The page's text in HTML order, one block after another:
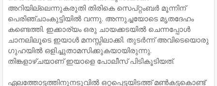
അറിയില്ലെന്നുകരുതി തിരികെ സെപ്റ്റംബര്‍ മൂന്നിന്
പെരിഞ്ചാംകുട്ടിയില്‍ വന്നു. അന്നുച്ചയോടെ മൃതദേഹം
കണ്ടെത്തി. ഇക്കാര്യം ഒരു ചായക്കടയില്‍ ചെന്നപ്പോള്‍
ചാനലിലൂടെ ഇയാള്‍ മനസ്സിലാക്കി. തുടര്‍ന്ന് അവിടെയൊരു
ഗുഹയില്‍ ഒളിച്ചുതാമസിക്കുകയായിരുന്നു.
തിങ്കളാഴ്ചയാണ് ഇയാളെ പോലീസ് പിടികൂടിയത്.
ഏലത്തോട്ടത്തിനുനടുവില്‍ ഒറ്റപ്പെട്ടയിടത്ത് മണ്‍കട്ടകൊണ്ട്